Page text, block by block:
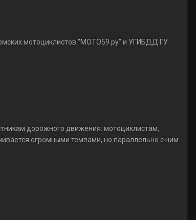
мотоциклистов "МОТО59.ру" и УГИБДД ГУ
дорожного движения: мотоциклистам,
огромными темпами, но параллельно с ним